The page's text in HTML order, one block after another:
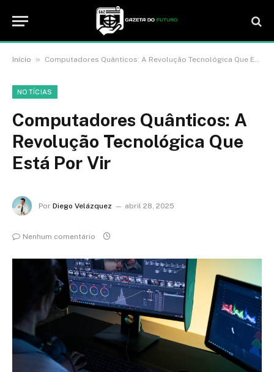
Início » Computadores Quânticos: A Revolução Tecnológica Que Está Por Vir
NOTÍCIAS
Computadores Quânticos: A
Revolução Tecnológica Que
Está Por Vir
Por Diego Velázquez abril 28, 2025
Nenhum comentário